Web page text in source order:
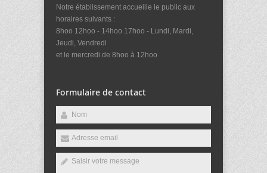
Notre établissement accueille le public aux
horaires suivants :
8hoo 12hoo - 14hoo 17hoo - Lundi, Mardi,
Jeudi, Vendredi
et le mercredi de 8hoo à 12hoo
Formulaire de contact